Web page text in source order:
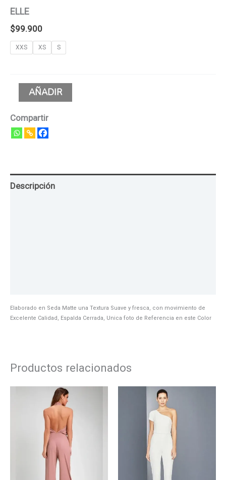
ELLE
$99.900
XXS XS S
AÑADIR
Compartir
Descripción
Elaborado en Seda Matte una Textura Suave y fresca, con movimiento de
Excelente Calidad, Espalda Cerrada, Unica foto de Referencia en este Color
Productos relacionados